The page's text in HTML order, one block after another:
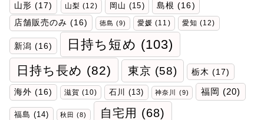
山形 (17) 山梨 (12) 岡山 (15) 島根 (16)
店舗販売のみ (16) 徳島 (9) 愛媛 (11) 愛知 (12)
新潟 (16) 日持ち短め (103)
日持ち長め (82) 東京 (58) 栃木 (17)
海外 (16) 滋賀 (10) 石川 (13) 神奈川 (9) 福岡 (20)
福島 (14) 秋田 (8) 自宅用 (68)